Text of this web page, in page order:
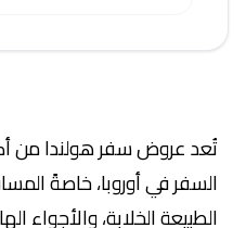
عروض سفر هولندا من أكثر
في أوروبا، خاصةً
الخلابة، والأجواء